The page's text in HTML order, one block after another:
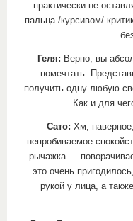
практически не
пальца /курсивом/
Геля: Верно, вы
помечтать.
получить одну любую
Как и для
Сато: Хм,
непробиваемое
рычажка —
это очень
рукой у лица, а